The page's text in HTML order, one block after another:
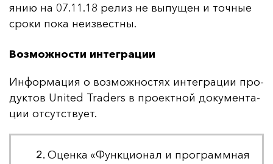
янию на 07.11.18 ре­лиз не вы­пу­щен и точ­ные
сро­ки по­ка не­из­вес­тны.
Возможности интеграции
Ин­фор­ма­ция о воз­мож­нос­тях ин­тег­ра­ции про­
дук­тов United Traders в про­ек­тной до­ку­мен­та­
ции от­сутс­тву­ет.
Оценка «Функционал и программная